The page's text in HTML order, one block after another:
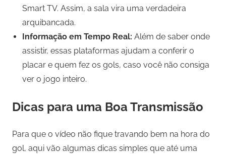
Smart TV. Assim, a sala vira uma verdadeira
arquibancada.
Informação em Tempo Real: Além de saber onde
assistir, essas plataformas ajudam a conferir o
placar e quem fez os gols, caso você não consiga
ver o jogo inteiro.
Dicas para uma Boa Transmissão
Para que o vídeo não fique travando bem na hora do
gol, aqui vão algumas dicas simples que até uma